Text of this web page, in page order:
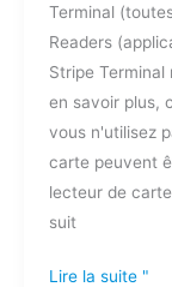
Terminal
Readers
Stripe
en savoir plus,
vous n'utilisez
carte peuvent
lecteur de
suit
ou
s'intègre-
t-
il
à
des
lecteurs
de
Lire la suite "